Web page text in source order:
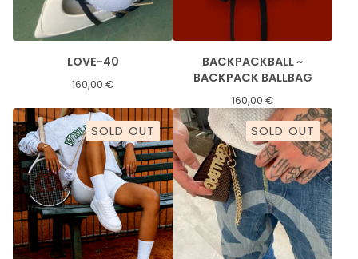
LOVE-40
160,00 €
BACKPACKBALL ~
BACKPACK BALLBAG
160,00 €
SOLD OUT SOLD OUT